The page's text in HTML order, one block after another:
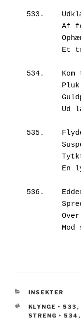
533.	Udklækket i en klynge
534.	Kom tættere på.
535.	Flydende bevægelser
536.	Edderkoppekloden
KATEGORIER
INSEKTER
TAGS
KLYNGE • 533 ,
STRENG • 534 ,